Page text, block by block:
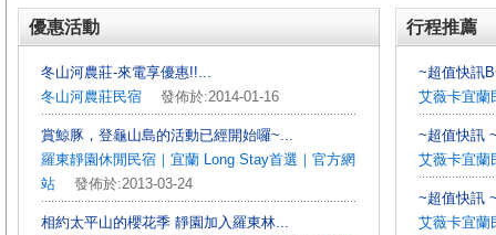
優惠活動
冬山河農莊-來電享優惠!!...
冬山河農莊民宿 發佈於:2014-01-16
賞鯨豚，登龜山島的活動已經開始囉~...
羅東靜園休閒民宿｜宜蘭 Long Stay首選｜官方網
站 發佈於:2013-03-24
相約太平山的櫻花季 靜園加入羅東林...
行程推薦
~超值快訊
艾薇卡宜蘭
~超值快訊
艾薇卡宜蘭
~超值快訊
艾薇卡宜蘭